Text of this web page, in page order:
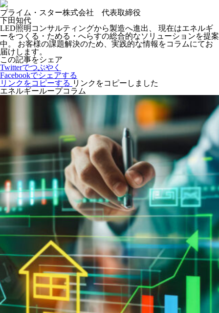
プライム・スター株式会社 代表取締役
下田知代
LED照明コンサルティングから製造へ進出、 現在はエネルギ
ーをつくる・ためる・へらすの総合的なソリューションを提案
中。 お客様の課題解決のため、実践的な情報をコラムにてお
届けします。
この記事をシェア
Twitterでつぶやく
Facebookでシェアする
リンクをコピーする リンクをコピーしました
エネルギーループコラム